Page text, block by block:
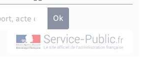
la commune
de communes